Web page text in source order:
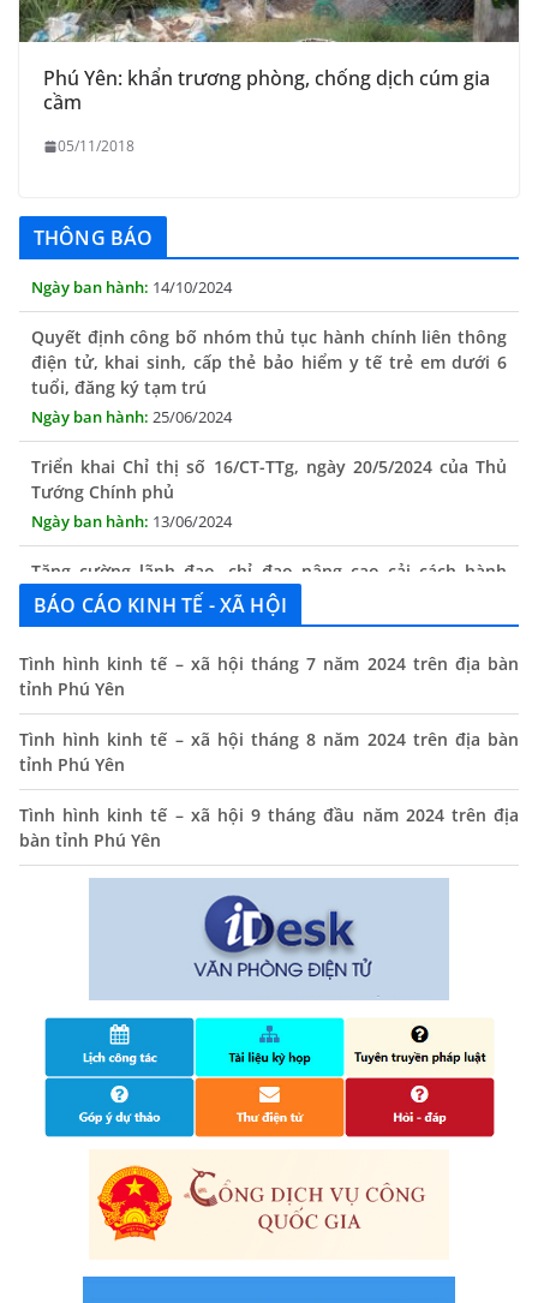
Phú Yên: khẩn trương phòng, chống dịch cúm gia
cầm
05/11/2018
THÔNG BÁO
hành chính tỉnh Phú Yên
14/10/2024
Quyết định công bố nhóm thủ tục hành chính liên thông
điện tử, khai sinh, cấp thẻ bảo hiểm y tế trẻ em dưới 6
tuổi, đăng ký tạm trú
25/06/2024
Triển khai Chỉ thị số 16/CT-TTg, ngày 20/5/2024 của Thủ
Tướng Chính phủ
13/06/2024
Tăng cường lãnh đạo, chỉ đạo nâng cao cải cách hành
chính
13/06/2024
xã tháng 11/2025
THÔNG BÁO Niêm yết danh mục dịch vụ công trực tuyến
hành chính tỉnh Phú Yên
14/10/2024
BÁO CÁO KINH TẾ - XÃ HỘI
Tình hình kinh tế – xã hội tháng 7 năm 2024 trên địa bàn
tỉnh Phú Yên
Tình hình kinh tế – xã hội tháng 8 năm 2024 trên địa bàn
tỉnh Phú Yên
Tình hình kinh tế – xã hội 9 tháng đầu năm 2024 trên địa
bàn tỉnh Phú Yên